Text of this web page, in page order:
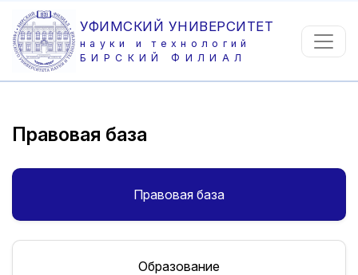
УФИМСКИЙ УНИВЕРСИТЕТ
науки и технологий
БИРСКИЙ ФИЛИАЛ
Правовая база
Правовая база
Образование